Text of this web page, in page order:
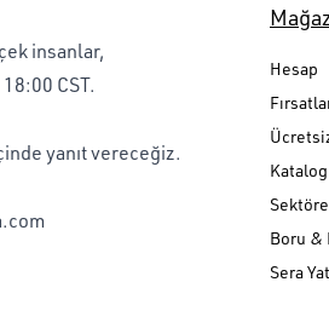
insanlar,
CST.
yanıt vereceğiz.
Hesap
Sektöre
Boru &
Sera